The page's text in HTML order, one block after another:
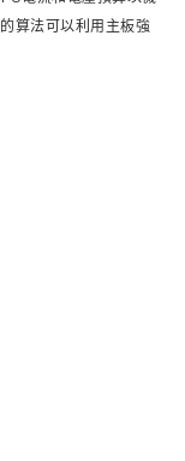
算法可以利用主板強